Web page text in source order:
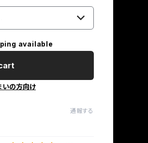
available
いの方向け
通報する